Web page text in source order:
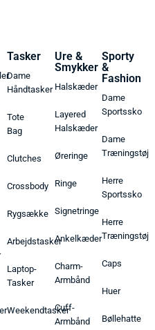
Tasker
Dame
Håndtasker
Tote
Bag
Clutches
Crossbody
Rygsække
Arbejdstasker
Laptop-
Tasker
Weekendtasker
Ure &
Smykker
Halskæder
Layered
Halskæder
Øreringe
Ringe
Signetringe
Ankelkæder
Charm-
Armbånd
Cuff-
Armbånd
Sporty
&
Fashion
Dame
Sportssko
Dame
Træningstøj
Herre
Sportssko
Herre
Træningstøj
Caps
Huer
Bøllehatte